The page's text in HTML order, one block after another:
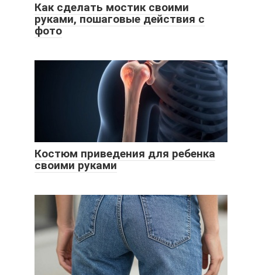
Как сделать мостик своими
руками, пошаговые действия с
фото
Костюм приведения для ребенка
своими руками